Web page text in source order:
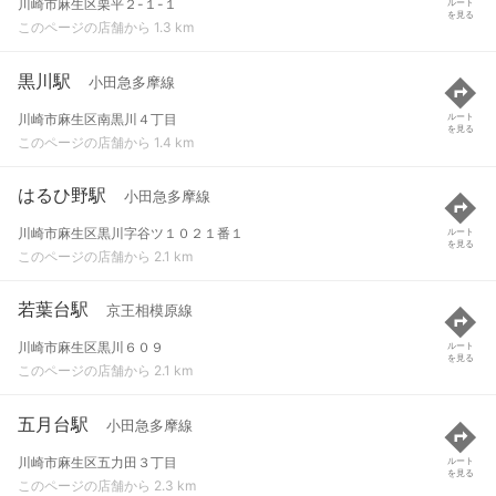
川崎市麻生区栗平２-１-１
このページの店舗から 1.3 km
を見る
黒川駅 小田急多摩線
川崎市麻生区南黒川４丁目
このページの店舗から 1.4 km
ルート
を見る
はるひ野駅 小田急多摩線
川崎市麻生区黒川字谷ツ１０２１番１
このページの店舗から 2.1 km
ルート
を見る
若葉台駅 京王相模原線
川崎市麻生区黒川６０９
このページの店舗から 2.1 km
ルート
を見る
五月台駅 小田急多摩線
川崎市麻生区五力田３丁目
このページの店舗から 2.3 km
ルート
を見る